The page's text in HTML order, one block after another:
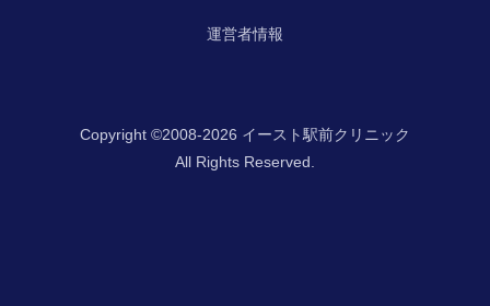
運営者情報
Copyright ©2008-2026 イースト駅前クリニック
All Rights Reserved.